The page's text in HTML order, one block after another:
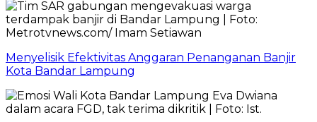
Menyelisik Efektivitas Anggaran Penanganan Banjir
Kota Bandar Lampung